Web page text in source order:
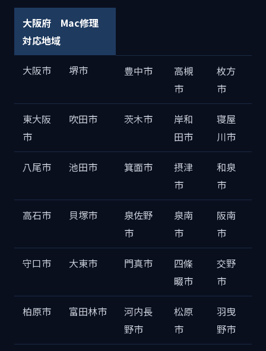
大阪府 Mac修理
対応地域
大阪市 堺市 豊中市
高槻
市
枚方
市
東大阪
市
吹田市 茨木市
岸和
田市
寝屋
川市
八尾市 池田市 箕面市
摂津
市
和泉
市
高石市 貝塚市
泉佐野
市
泉南
市
阪南
市
守口市 大東市 門真市
四條
畷市
交野
市
柏原市 富田林市
河内長
野市
松原
市
羽曳
野市